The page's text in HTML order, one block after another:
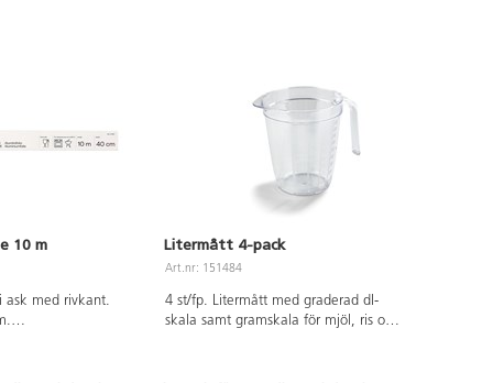
10 m
ask med rivkant.
Litermått 4-pack
Art.nr: 151484
4 st/fp. Litermått med graderad dl-
skala samt gramskala för mjöl, ris och